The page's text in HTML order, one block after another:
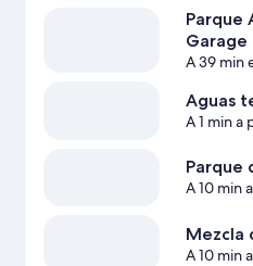
Parque
Garage
A 39 min
Aguas
A 1 min a
Parque
A 10 min
Mezcla
A 10 min